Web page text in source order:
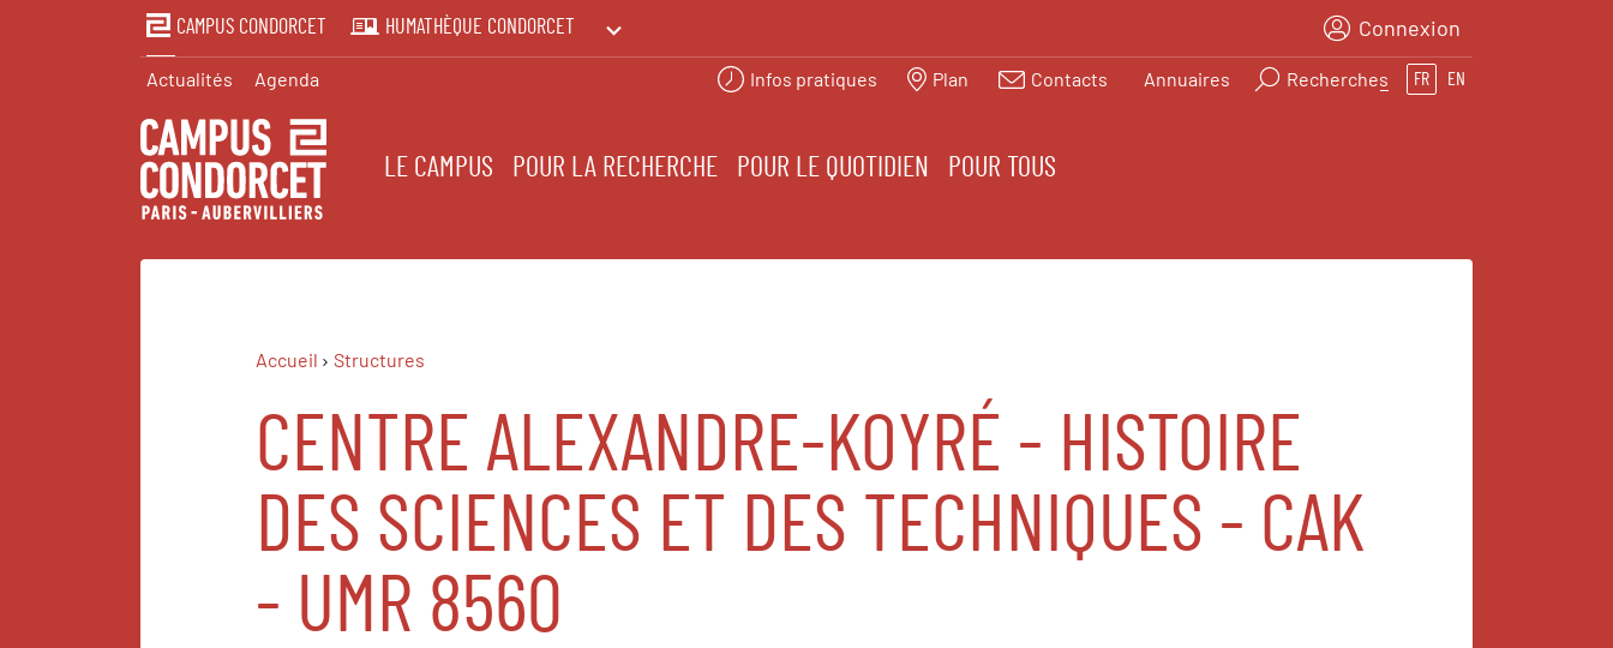
CAMPUS CONDORCET HUMATHÈQUE CONDORCET
PRINTEMPS DES HUMANITÉS
Connexion
Actualités Agenda Infos pratiques Plan Contacts Annuaires Recherches FR EN
LE CAMPUS POUR LA RECHERCHE POUR LE QUOTIDIEN POUR TOUS
Accueil Structures
CENTRE ALEXANDRE-KOYRÉ - HISTOIRE
DES SCIENCES ET DES TECHNIQUES - CAK
- UMR 8560